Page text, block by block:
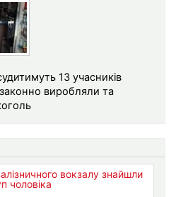
13 учасників
виробляли та
вокзалу знайшли
чоловіка